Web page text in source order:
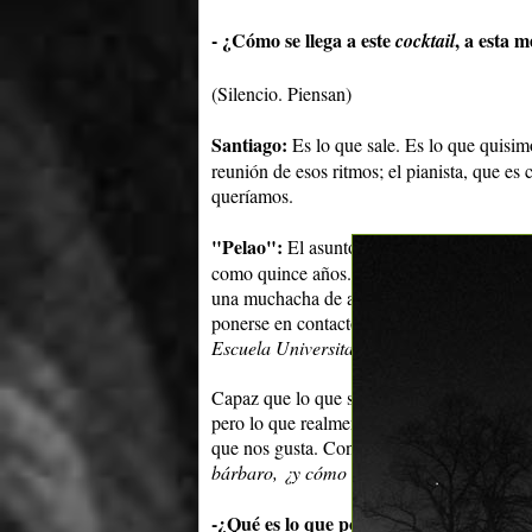
- ¿Cómo se llega a estecocktail, a esta
(Silencio. Piensan)
Santiago: Es lo que sale. Es lo que
reunión de esos ritmos; el pianista, que
queríamos.
"Pelao": El asunto es que
como quince años. Eso estaría bueno que
una muchacha de acá que fue a
y
ponerse en contacto con él. Ellos tenían
Escuela Universitaria de Música.
Capaz que lo que sería importante decir
pero lo que realmente teníamos ganas de
que nos gusta. Con otra gente nosotros
bárbaro, ¿y cómo es el arreglo, cuándo
-¿Qué es lo que podemos encontrar en